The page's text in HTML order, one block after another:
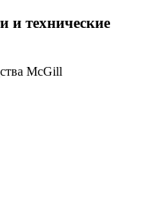
и технические
McGill